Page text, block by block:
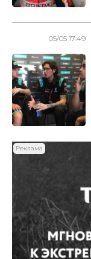
05/05 17:49
Реклама